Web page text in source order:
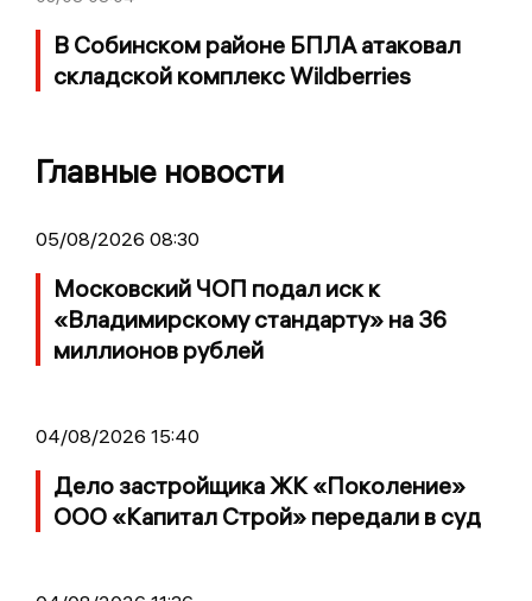
В Собинском районе БПЛА атаковал
складской комплекс Wildberries
Главные новости
05/08/2026 08:30
Московский ЧОП подал иск к
«Владимирскому стандарту» на 36
миллионов рублей
04/08/2026 15:40
Дело застройщика ЖК «Поколение»
ООО «Капитал Строй» передали в суд